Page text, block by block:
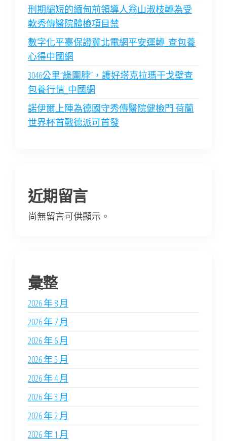
刑期縮短的緬甸前領導人翁山淑枝轉為受
軟秀傳醫院體檢項目禁
數字化平臺保證冀北電網平安運轉_查包養
心得中國網
3046公里“綠圍脖”，護好塔克拉瑪干戈壁查
包養行情_中國網
諾伊爾上陣為德國守秀傳醫院健檢門 荷蘭
世界杯首戰德派可首發
近期留言
尚無留言可供顯示。
彙整
2026 年 8 月
2026 年 7 月
2026 年 6 月
2026 年 5 月
2026 年 4 月
2026 年 3 月
2026 年 2 月
2026 年 1 月